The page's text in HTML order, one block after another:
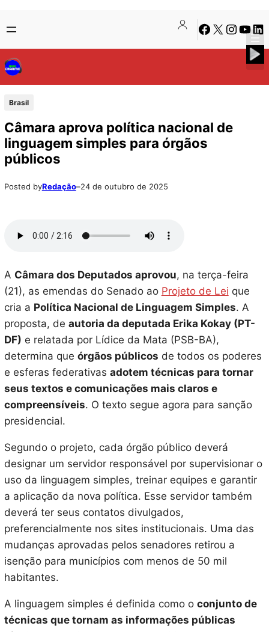
para
o
conteúdo
to
content
Facebook
X Instagram
Brasil
Câmara aprova política nacional de
linguagem simples para órgãos
públicos
Posted byRedação–24 de outubro de 2025
A Câmara dos Deputados aprovou, na terça-feira
(21), as emendas do Senado ao Projeto de Lei que
cria a Política Nacional de Linguagem Simples. A
proposta, de autoria da deputada Erika Kokay (PT-
DF) e relatada por Lídice da Mata (PSB-BA),
determina que órgãos públicos de todos os poderes
e esferas federativas adotem técnicas para tornar
seus textos e comunicações mais claros e
compreensíveis. O texto segue agora para sanção
presidencial.
Segundo o projeto, cada órgão público deverá
designar um servidor responsável por supervisionar o
uso da linguagem simples, treinar equipes e garantir
a aplicação da nova política. Esse servidor também
deverá ter seus contatos divulgados,
preferencialmente nos sites institucionais. Uma das
mudanças aprovadas pelos senadores retirou a
isenção para municípios com menos de 50 mil
habitantes.
A linguagem simples é definida como o conjunto de
técnicas que tornam as informações públicas